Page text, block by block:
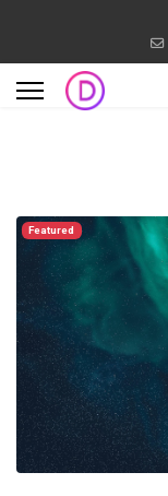
Featured